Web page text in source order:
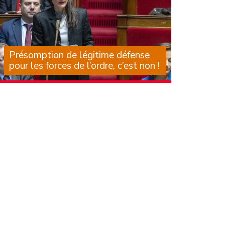
Présomption de légitime défense
pour les forces de l’ordre, c’est non !
Il est des textes dont on sait, au moment